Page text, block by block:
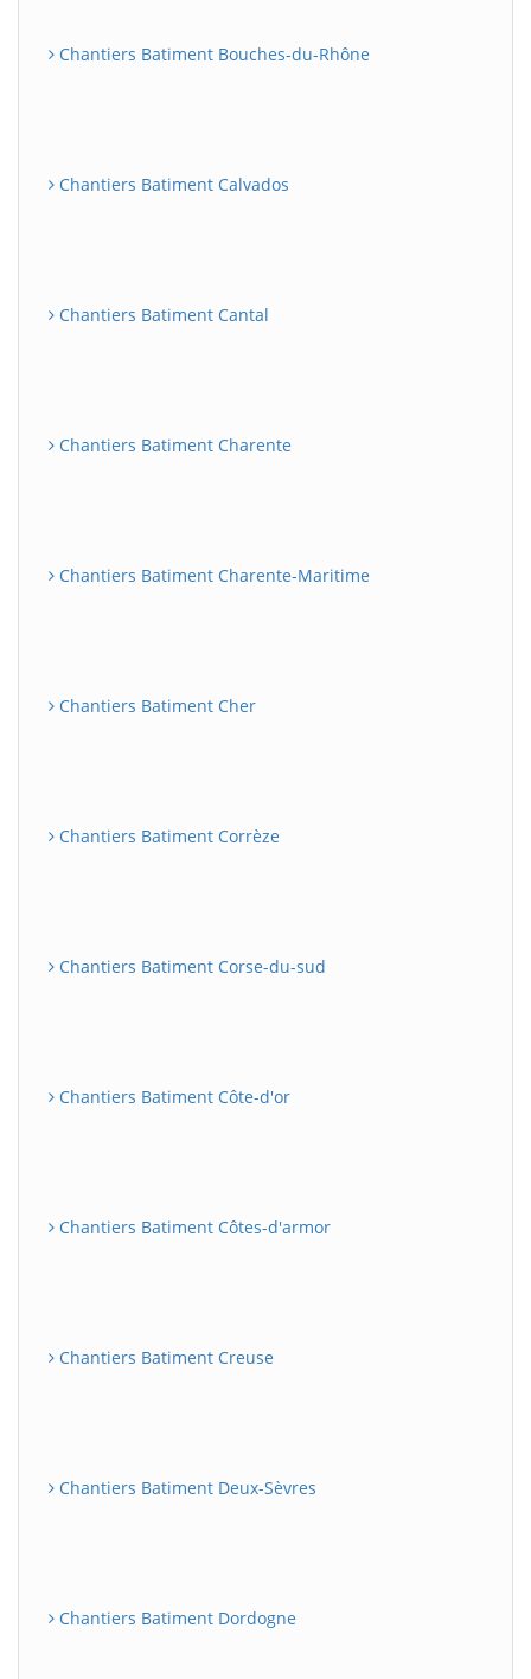
Chantiers Batiment Bouches-du-Rhône
Chantiers Batiment Calvados
Chantiers Batiment Cantal
Chantiers Batiment Charente
Chantiers Batiment Charente-Maritime
Chantiers Batiment Cher
Chantiers Batiment Corrèze
Chantiers Batiment Corse-du-sud
Chantiers Batiment Côte-d'or
Chantiers Batiment Côtes-d'armor
Chantiers Batiment Creuse
Chantiers Batiment Deux-Sèvres
Chantiers Batiment Dordogne